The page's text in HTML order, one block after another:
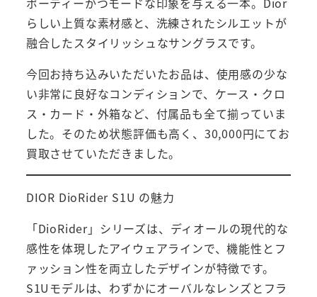
らしい上質な素材感と、洗練されたシルエットが
融合したスタイリッシュなサングラスです。
今回お持ち込みいただいたお品は、使用感の少な
い非常に良好なコンディションで、ケース・クロ
ス・カード・外箱など、付属品も全て揃っていま
した。そのため状態評価も高く、30,000円にてお
買取させていただきました。
DIOR DioRider S1U の魅力
「DioRider」シリーズは、ディオールの現代的な
感性を体現したアイウェアラインで、機能性とフ
ァッション性を両立したデザインが特徴です。
S1Uモデルは、わずかにオーバルなレンズとフラ